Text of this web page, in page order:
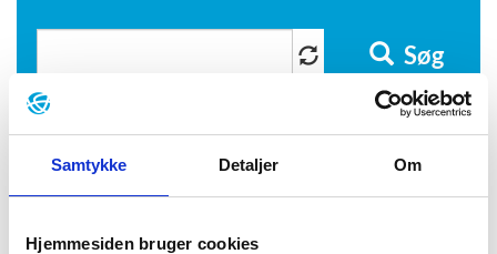
Samtykke Detaljer Om
Hjemmesiden bruger cookies
Søg
hviderussisk
litteratur